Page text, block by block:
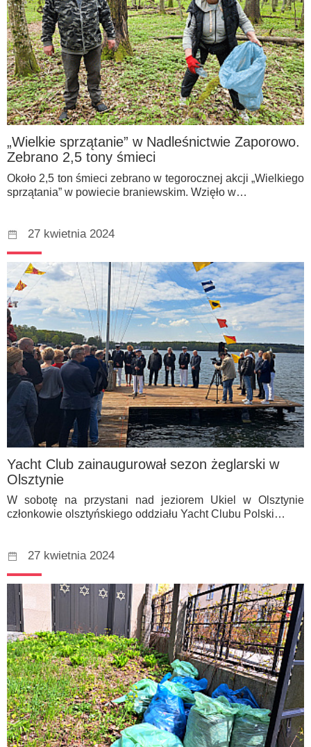
„Wielkie sprzątanie” w Nadleśnictwie Zaporowo.
Zebrano 2,5 tony śmieci
Około 2,5 ton śmieci zebrano w tegorocznej akcji „Wielkiego
sprzątania” w powiecie braniewskim. Wzięło w…
27 kwietnia 2024
Yacht Club zainaugurował sezon żeglarski w
Olsztynie
W sobotę na przystani nad jeziorem Ukiel w Olsztynie
członkowie olsztyńskiego oddziału Yacht Clubu Polski…
27 kwietnia 2024